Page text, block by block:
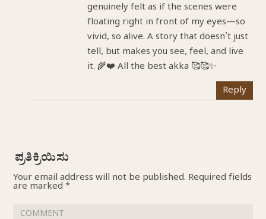
genuinely felt as if the scenes were
floating right in front of my eyes—so
vivid, so alive. A story that doesn’t just
tell, but makes you see, feel, and live
it. 🌾❤️ All the best akka 🥰🥰✨
Reply
Your email address will not be published. Required fields
are marked*